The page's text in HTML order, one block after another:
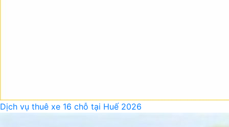
Dịch vụ thuê xe 16 chỗ tại Huế 2026